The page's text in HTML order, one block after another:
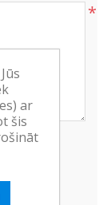
*
ar
šis